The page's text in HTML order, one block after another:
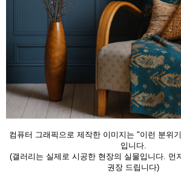
컴퓨터 그래픽으로 제작한 이미지는 "이런 분위
입니다.
(갤러리는 실제로 시공한 현장의 실물입니다. 먼
권장 드립니다)